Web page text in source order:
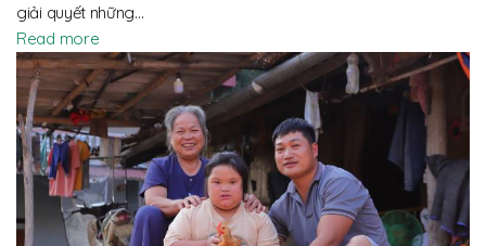
giải quyết những…
Read more